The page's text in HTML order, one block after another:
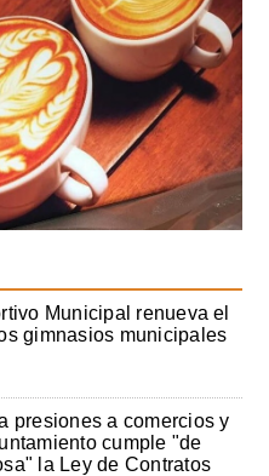
Municipal renueva el
gimnasios municipales
presiones a comercios y
cumple "de
la Ley de Contratos